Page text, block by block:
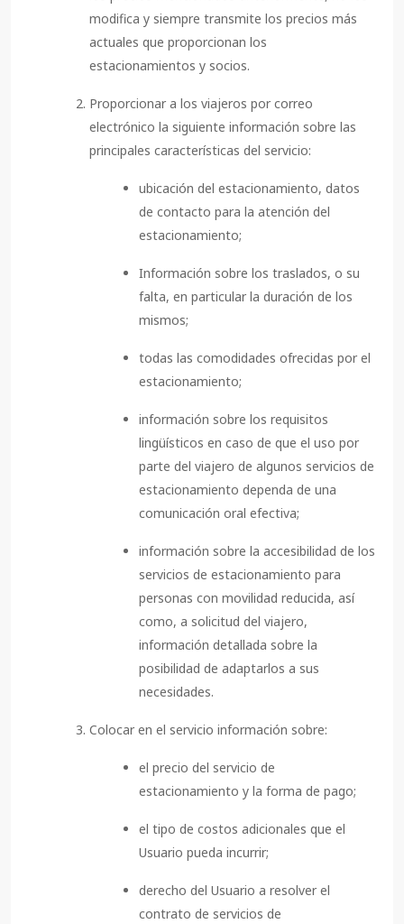
modifica y siempre transmite los precios más
actuales que proporcionan los
estacionamientos y socios.
Proporcionar a los viajeros por correo
electrónico la siguiente información sobre las
principales características del servicio:
ubicación del estacionamiento, datos
de contacto para la atención del
estacionamiento;
Información sobre los traslados, o su
falta, en particular la duración de los
mismos;
todas las comodidades ofrecidas por el
estacionamiento;
información sobre los requisitos
lingüísticos en caso de que el uso por
parte del viajero de algunos servicios de
estacionamiento dependa de una
comunicación oral efectiva;
información sobre la accesibilidad de los
servicios de estacionamiento para
personas con movilidad reducida, así
como, a solicitud del viajero,
información detallada sobre la
posibilidad de adaptarlos a sus
necesidades.
Colocar en el servicio información sobre:
el precio del servicio de
estacionamiento y la forma de pago;
el tipo de costos adicionales que el
Usuario pueda incurrir;
derecho del Usuario a resolver el
contrato de servicios de